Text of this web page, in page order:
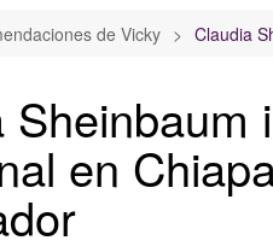
de Vicky Claudia
Sheinbaum
en